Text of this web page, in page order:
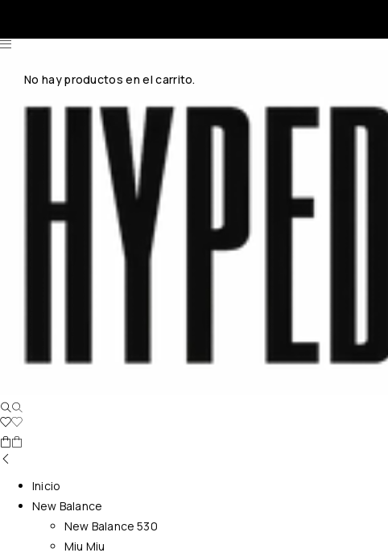
No hay productos en el carrito.
Inicio
New Balance
New Balance 530
Miu Miu